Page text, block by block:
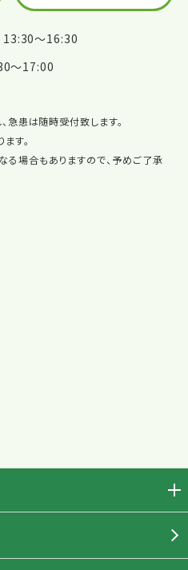
〜16:30
〜17:00
急患は随時受付致します。
す。
場合もありますので、予めご了承